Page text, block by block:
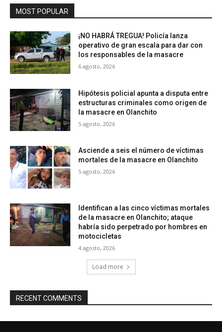
MOST POPULAR
¡NO HABRÁ TREGUA! Policía lanza
operativo de gran escala para dar con
los responsables de la masacre
6 agosto, 2026
Hipótesis policial apunta a disputa entre
estructuras criminales como origen de
la masacre en Olanchito
5 agosto, 2026
Asciende a seis el número de víctimas
mortales de la masacre en Olanchito
5 agosto, 2026
Identifican a las cinco víctimas mortales
de la masacre en Olanchito; ataque
habría sido perpetrado por hombres en
motocicletas
4 agosto, 2026
Load more
RECENT COMMENTS